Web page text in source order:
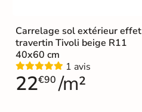
Carrelage sol extérieur effet
travertin Tivoli beige R11
40x60 cm
1 avis
22€90 /m²